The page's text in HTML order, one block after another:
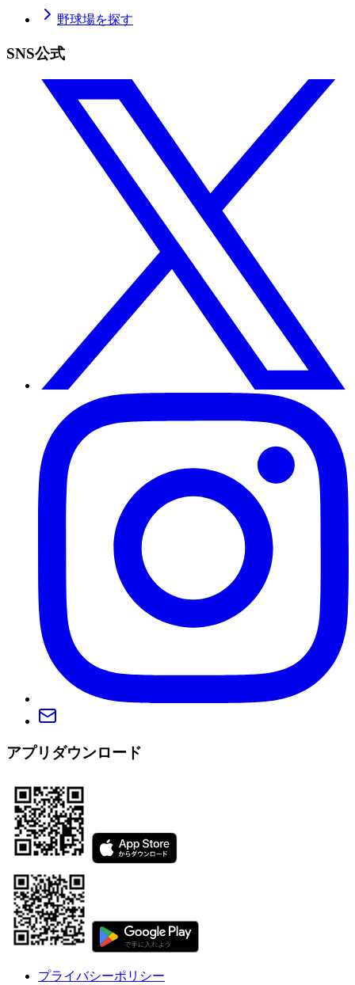
野球場を探す
SNS公式
アプリダウンロード
プライバシーポリシー